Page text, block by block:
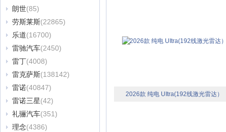
朗世(85)
劳斯莱斯(22865)
乐道(16700)
雷驰汽车(2450)
雷丁(4008)
雷克萨斯(138142)
雷诺(40847)
雷诺三星(42)
礼骊汽车(351)
理念(4386)
2026款 纯电 UItra(192线激光雷达）